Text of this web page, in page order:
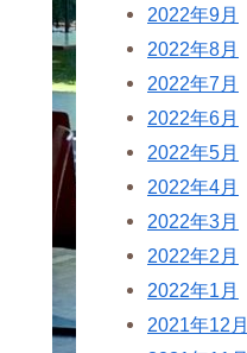
2022年9月
2022年8月
2022年7月
2022年6月
2022年5月
2022年4月
2022年3月
2022年2月
2022年1月
2021年12月